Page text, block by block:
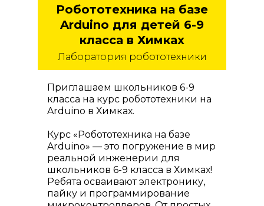
Приглашаем школьников 6-9
класса на курс робототехники на
Arduino в Химках.
Курс «Робототехника на базе
Arduino» — это погружение в мир
реальной инженерии для
школьников 6-9 класса в Химках!
Ребята осваивают электронику,
пайку и программирование
Робототехника на базе
Arduino для детей 6-9
класса в Химках
Лаборатория робототехники